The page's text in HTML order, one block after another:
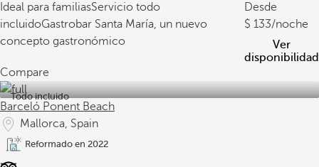
Ideal para familiasServicio todo
incluidoGastrobar Santa María, un nuevo
concepto gastronómico
Desde
133/noche
Ver
disponibilidad
Compare
Todo incluido
Barceló Ponent Beach
Mallorca, Spain
Reformado en 2022